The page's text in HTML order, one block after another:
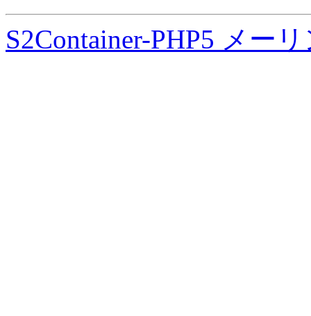
S2Container-PHP5 メー